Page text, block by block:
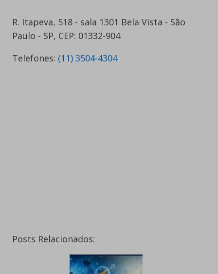
R. Itapeva, 518 - sala 1301 Bela Vista - São
Paulo - SP, CEP: 01332-904
Telefones: (11) 3504-4304
Posts Relacionados: